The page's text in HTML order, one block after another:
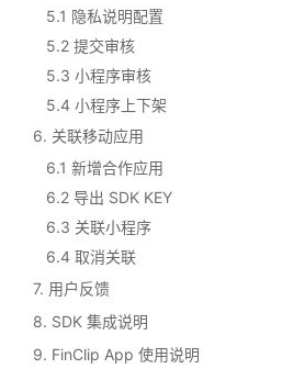
5.1 隐私说明配置
5.2 提交审核
5.3 小程序审核
5.4 小程序上下架
6. 关联移动应用
6.1 新增合作应用
6.2 导出 SDK KEY
6.3 关联小程序
6.4 取消关联
7. 用户反馈
8. SDK 集成说明
9. FinClip App 使用说明